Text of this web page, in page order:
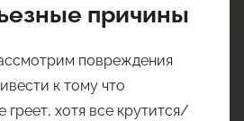
причины
повреждения
к тому что
греет, хотя все крутится/